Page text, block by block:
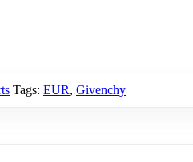
Tags: EUR, Givenchy